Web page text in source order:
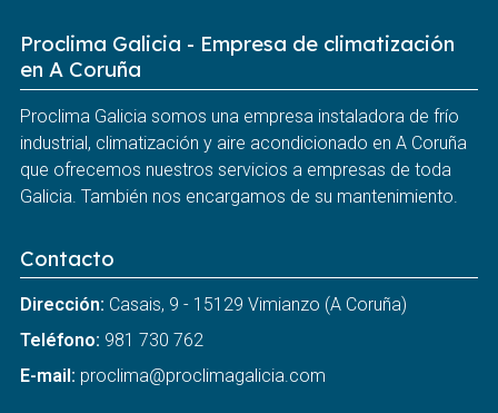
Proclima Galicia - Empresa de climatización
en A Coruña
Proclima Galicia somos una empresa instaladora de frío
industrial, climatización y aire acondicionado en A Coruña
que ofrecemos nuestros servicios a empresas de toda
Galicia. También nos encargamos de su mantenimiento.
Contacto
Dirección: Casais, 9 - 15129 Vimianzo (A Coruña)
Teléfono: 981 730 762
E-mail: proclima@proclimagalicia.com